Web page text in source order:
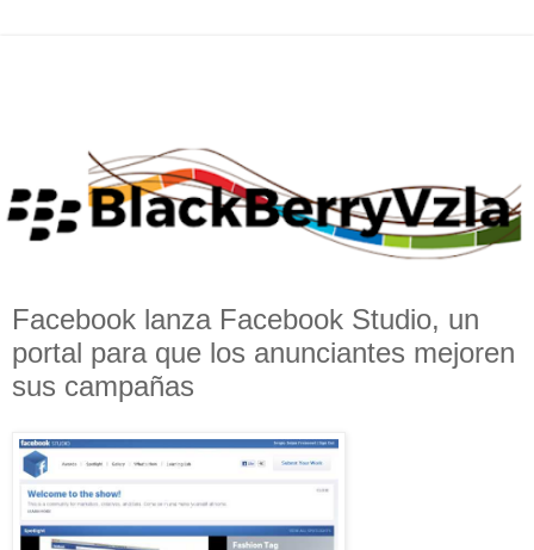
Facebook lanza Facebook Studio, un
portal para que los anunciantes mejoren
sus campañas